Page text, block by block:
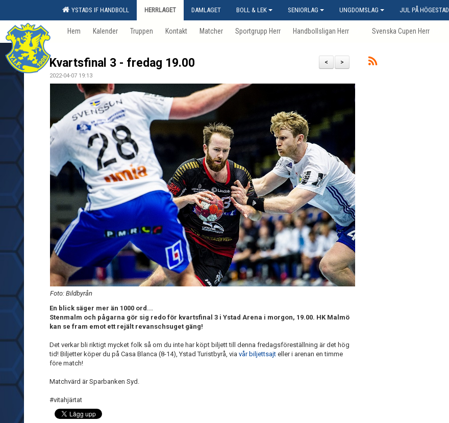
YSTADS IF HANDBOLL HERRLAGET DAMLAGET BOLL & LEK SENIORLAG UNGDOMSLAG JUL PÅ HÖGESTAD
Hem Kalender Truppen Kontakt Matcher Sportgrupp Herr Handbollsligan Herr Svenska Cupen Herr
>
<
Kvartsfinal 3 - fredag 19.00
2022-04-07 19:13
Foto: Bildbyrån
En blick säger mer än 1000 ord...
Stenmalm och pågarna gör sig redo för kvartsfinal 3 i Ystad Arena i morgon, 19.00. HK Malmö
kan se fram emot ett rejält revanschsuget gäng!
Det verkar bli riktigt mycket folk så om du inte har köpt biljett till denna fredagsföreställning är det hög
tid! Biljetter köper du på Casa Blanca (8-14), Ystad Turistbyrå, via vår biljettsajt eller i arenan en timme
före match!
Matchvärd är Sparbanken Syd.
#vitahjärtat